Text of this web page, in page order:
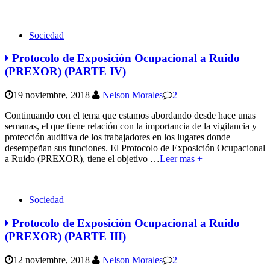
Sociedad
Protocolo de Exposición Ocupacional a Ruido
(PREXOR) (PARTE IV)
19 noviembre, 2018 Nelson Morales
2
Continuando con el tema que estamos abordando desde hace unas
semanas, el que tiene relación con la importancia de la vigilancia y
protección auditiva de los trabajadores en los lugares donde
desempeñan sus funciones. El Protocolo de Exposición Ocupacional
a Ruido (PREXOR), tiene el objetivo …Leer mas +
Sociedad
Protocolo de Exposición Ocupacional a Ruido
(PREXOR) (PARTE III)
12 noviembre, 2018 Nelson Morales
2